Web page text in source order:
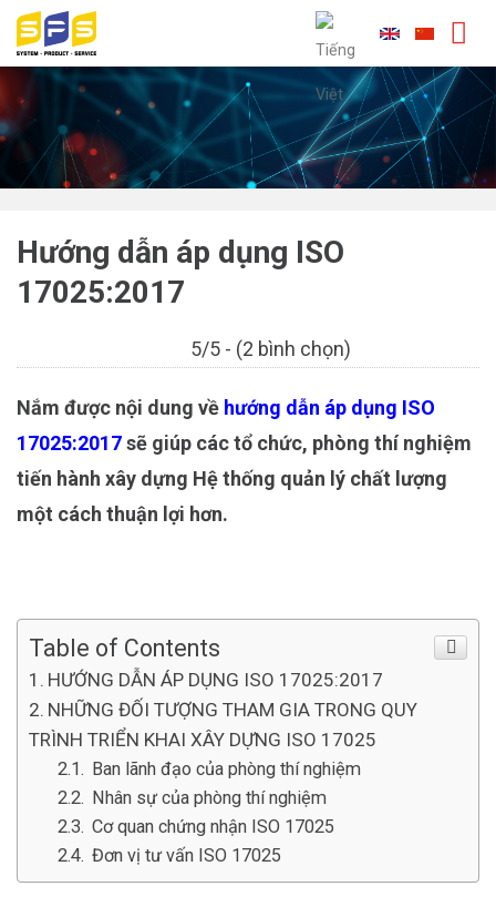
Skip
content
Hướng dẫn áp dụng ISO
17025:2017
5/5 - (2 bình chọn)
Nắm được nội dung về hướng dẫn áp dụng ISO
17025:2017sẽ giúp các tổ chức, phòng thí nghiệm
tiến hành xây dựng Hệ thống quản lý chất lượng
một cách thuận lợi hơn.
Table of Contents
HƯỚNG DẪN ÁP DỤNG ISO 17025:2017
NHỮNG ĐỐI TƯỢNG THAM GIA TRONG QUY
TRÌNH TRIỂN KHAI XÂY DỰNG ISO 17025
Ban lãnh đạo của phòng thí nghiệm
Nhân sự của phòng thí nghiệm
Cơ quan chứng nhận ISO 17025
Đơn vị tư vấn ISO 17025